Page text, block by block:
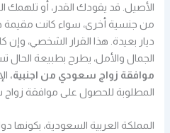
الأصيل. قد يقودك القدر، أو تلهمك
من جنسية أخرى، سواء كانت مقيمة
ديار بعيدة. هذا القرار الشخصي،
الجمال والأمل، يطرح بطبيعة
موافقة زواج سعودي من اجنبية،
المطلوبة للحصول على موافقة
المملكة العربية السعودية، بكونها